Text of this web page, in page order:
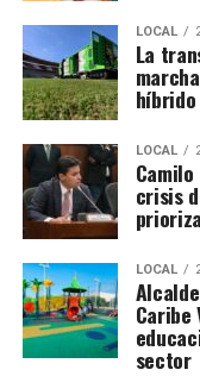
LOCAL
La
híbrido
LOCAL
crisis
LOCAL
Caribe
sector